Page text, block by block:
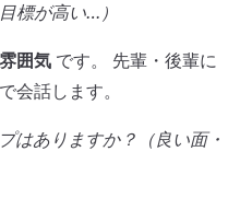
標が高い…）
囲気 です。 先輩・後輩に
会話します。
はありますか？（良い面・